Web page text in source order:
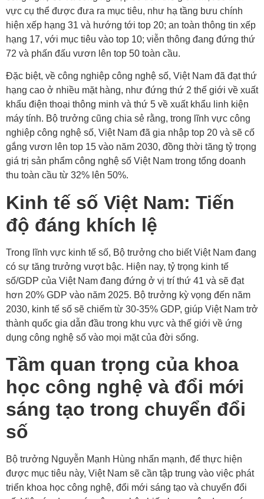
vực cụ thể được đưa ra mục tiêu, như hạ tầng bưu chính
hiện xếp hạng 31 và hướng tới top 20; an toàn thông tin xếp
hạng 17, với mục tiêu vào top 10; viễn thông đang đứng thứ
72 và phấn đấu vươn lên top 50 toàn cầu.
Đặc biệt, về công nghiệp công nghệ số, Việt Nam đã đạt thứ
hạng cao ở nhiều mặt hàng, như đứng thứ 2 thế giới về xuất
khẩu điện thoại thông minh và thứ 5 về xuất khẩu linh kiện
máy tính. Bộ trưởng cũng chia sẻ rằng, trong lĩnh vực công
nghiệp công nghệ số, Việt Nam đã gia nhập top 20 và sẽ cố
gắng vươn lên top 15 vào năm 2030, đồng thời tăng tỷ trọng
giá trị sản phẩm công nghệ số Việt Nam trong tổng doanh
thu toàn cầu từ 32% lên 50%.
Kinh tế số Việt Nam: Tiến
độ đáng khích lệ
Trong lĩnh vực kinh tế số, Bộ trưởng cho biết Việt Nam đang
có sự tăng trưởng vượt bậc. Hiện nay, tỷ trọng kinh tế
số/GDP của Việt Nam đang đứng ở vị trí thứ 41 và sẽ đạt
hơn 20% GDP vào năm 2025. Bộ trưởng kỳ vọng đến năm
2030, kinh tế số sẽ chiếm từ 30-35% GDP, giúp Việt Nam trở
thành quốc gia dẫn đầu trong khu vực và thế giới về ứng
dụng công nghệ số vào mọi mặt của đời sống.
Tầm quan trọng của khoa
học công nghệ và đổi mới
sáng tạo trong chuyển đổi
số
Bộ trưởng Nguyễn Mạnh Hùng nhấn mạnh, để thực hiện
được mục tiêu này, Việt Nam sẽ cần tập trung vào việc phát
triển khoa học công nghệ, đổi mới sáng tạo và chuyển đổi